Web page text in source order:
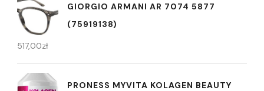
GIORGIO ARMANI AR 7074 5877
(75919138)
517,00zł
PRONESS MYVITA KOLAGEN BEAUTY